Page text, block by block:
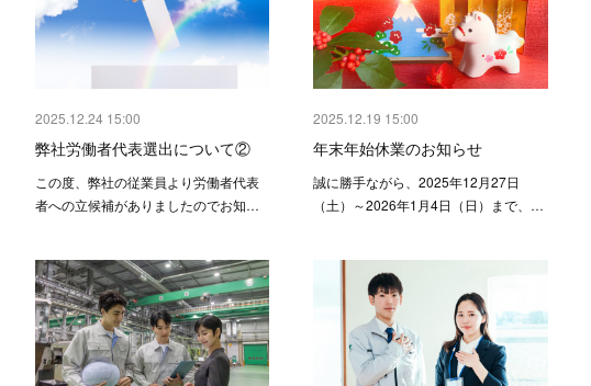
2025.12.24 15:00
弊社労働者代表選出について②
この度、弊社の従業員より労働者代表
者への立候補がありましたのでお知…
2025.12.19 15:00
年末年始休業のお知らせ
誠に勝手ながら、2025年12月27日
（土）～2026年1月4日（日）まで、…